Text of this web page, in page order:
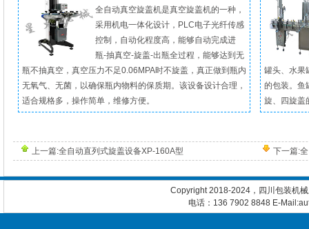
全自动真空旋盖机是真空旋盖机的一种，
采用机电一体化设计，PLC电子光纤传感
控制，自动化程度高，能够自动完成进
瓶-抽真空-旋盖-出瓶全过程，能够达到无
瓶不抽真空，真空压力不足0.06MPA时不旋盖，真正做到瓶内
无氧气、无菌，以确保瓶内物料的保质期。该设备设计合理，
适合规格多，操作简单，维修方便。
罐头、水果
的包装。鱼
旋、四旋盖
上一篇:全自动直列式旋盖设备XP-160A型 下一篇:
Copyright 2018-2024，四川包装机
电话：136 7902 8848 E-